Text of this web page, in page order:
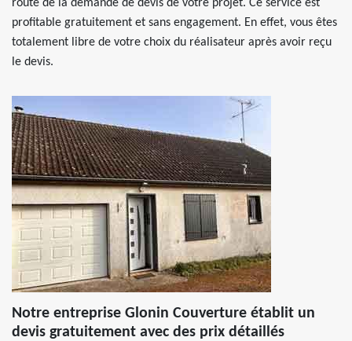
route de la demande de devis de votre projet. Ce service est
profitable gratuitement et sans engagement. En effet, vous êtes
totalement libre de votre choix du réalisateur après avoir reçu
le devis.
Notre entreprise Glonin Couverture établit un
devis gratuitement avec des prix détaillés